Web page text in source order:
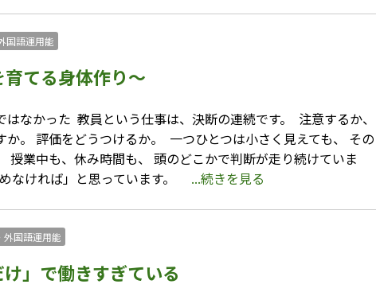
国語運用能
てる身体作り〜
なかった ⁡ 教員という仕事は、決断の連続です。 ⁡ 注意するか、
。 評価をどうつけるか。 ⁡ 一つひとつは小さく見えても、 その
授業中も、休み時間も、 頭のどこかで判断が走り続けていま
なければ」と思っています。 ...続きを見る
外国語運用能
」で働きすぎている